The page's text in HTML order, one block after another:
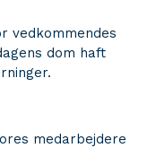
vedkommendes
dom haft
medarbejdere